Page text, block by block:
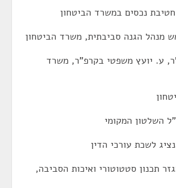
נכסים במשרד הביטחון
מנהל הגנה סביבתית, משרד הביטחון
ע. יועץ משפטי בקרפ"ר, משרד
השלטון המקומי
לשכת עורכי הדין
תכנון סטטוטורי ואיכות הסביבה,